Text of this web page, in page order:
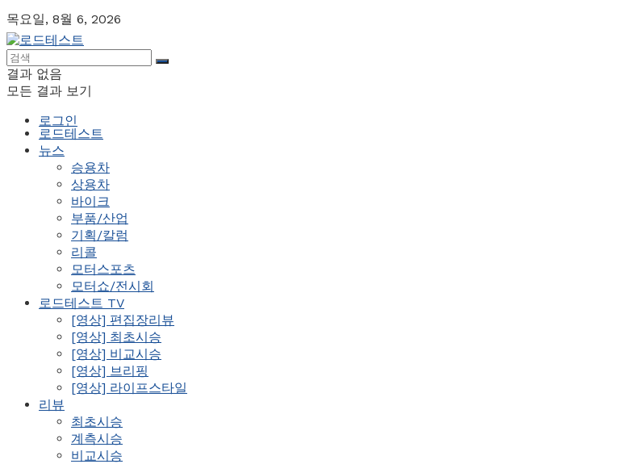
목요일, 8월 6, 2026
결과 없음
모든 결과 보기
로그인
로드테스트
뉴스
승용차
상용차
바이크
부품/산업
기획/칼럼
리콜
모터스포츠
모터쇼/전시회
로드테스트 TV
[영상] 편집장리뷰
[영상] 최초시승
[영상] 비교시승
[영상] 브리핑
[영상] 라이프스타일
리뷰
최초시승
계측시승
비교시승